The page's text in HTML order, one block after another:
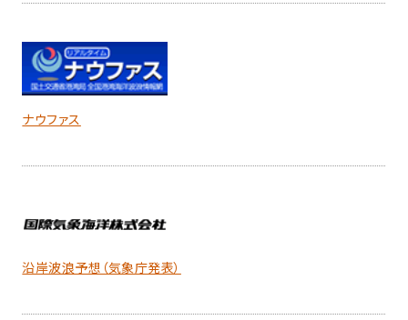
ナウファス
沿岸波浪予想（気象庁発表）